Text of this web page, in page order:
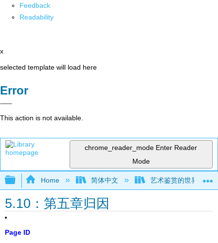
Feedback
Readability
x
selected template will load here
Error
This action is not available.
chrome_reader_mode Enter Reader
Mode
Expand/collapse global hierarchy
Home 简体中文 艺术鉴赏的世界视角
5.10：第五章归因
Page ID